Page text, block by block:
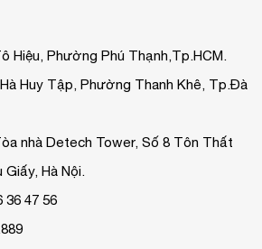
Hiệu, Phường Phú Thạnh,Tp.HCM.
Huy Tập, Phường Thanh Khê, Tp.Đà
nhà Detech Tower, Số 8 Tôn Thất
Hà Nội.
36 47 56